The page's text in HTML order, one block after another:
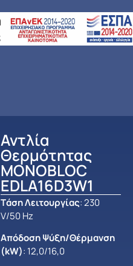
Αντλία
Θερμότητας
MONOBLOC
EDLA16D3W1
Tάση Λειτουργίας: 230
V/50 Hz
Απόδοση Ψύξη/Θέρμανση
(kW): 12,0/16,0